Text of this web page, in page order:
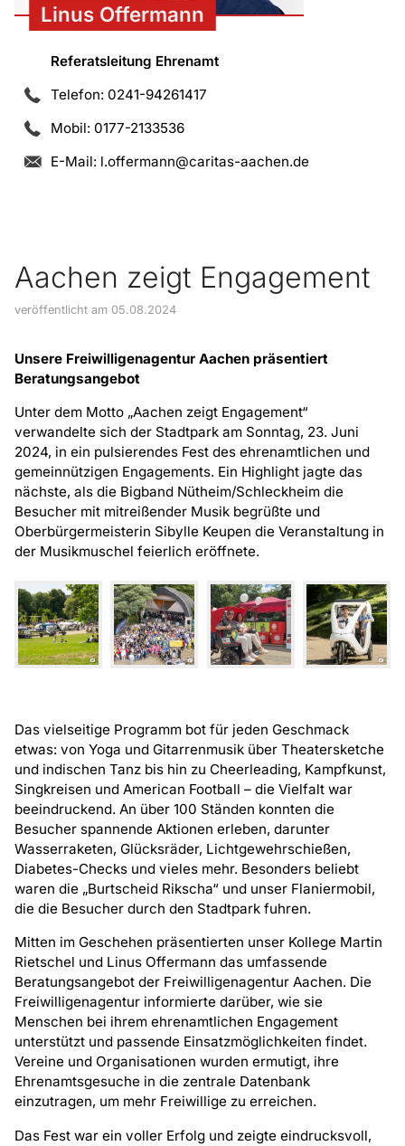
Aachen zeigt Engagement
veröffentlicht am 05.08.2024
Unsere Freiwilligenagentur Aachen präsentiert
Beratungsangebot
Unter dem Motto „Aachen zeigt Engagement“
verwandelte sich der Stadtpark am Sonntag, 23. Juni
2024, in ein pulsierendes Fest des ehrenamtlichen und
gemeinnützigen Engagements. Ein Highlight jagte das
nächste, als die Bigband Nütheim/Schleckheim die
Besucher mit mitreißender Musik begrüßte und
Oberbürgermeisterin Sibylle Keupen die Veranstaltung in
der Musikmuschel feierlich eröffnete.
Das vielseitige Programm bot für jeden Geschmack
etwas: von Yoga und Gitarrenmusik über Theatersketche
und indischen Tanz bis hin zu Cheerleading, Kampfkunst,
Singkreisen und American Football – die Vielfalt war
beeindruckend. An über 100 Ständen konnten die
Besucher spannende Aktionen erleben, darunter
Wasserraketen, Glücksräder, Lichtgewehrschießen,
Diabetes-Checks und vieles mehr. Besonders beliebt
waren die „Burtscheid Rikscha“ und unser Flaniermobil,
die die Besucher durch den Stadtpark fuhren.
Mitten im Geschehen präsentierten unser Kollege Martin
Rietschel und Linus Offermann das umfassende
Beratungsangebot der Freiwilligenagentur Aachen. Die
Freiwilligenagentur informierte darüber, wie sie
Menschen bei ihrem ehrenamtlichen Engagement
unterstützt und passende Einsatzmöglichkeiten findet.
Vereine und Organisationen wurden ermutigt, ihre
Ehrenamtsgesuche in die zentrale Datenbank
einzutragen, um mehr Freiwillige zu erreichen.
Das Fest war ein voller Erfolg und zeigte eindrucksvoll,
Linus Offermann
Referatsleitung Ehrenamt
Telefon: 0241-94261417
Mobil: 0177-2133536
E-Mail: l.offermann@caritas-aachen.de